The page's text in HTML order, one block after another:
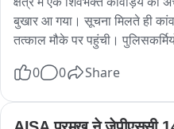
बुखार आ गया। सूचना मिलते ही
तत्काल मौके पर पहुंची।
समय पर इलाज मिलने से कांवड़िये
सेवा, सुरक्षा और सहयोग के लिए 24
0 0 Share